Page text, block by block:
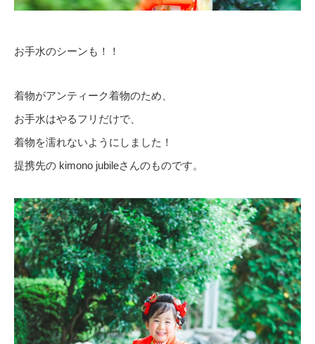
お手水のシーンも！！
着物がアンティーク着物のため、
お手水はやるフリだけで、
着物を濡れないようにしました！
提携先の kimono jubileさんのものです。